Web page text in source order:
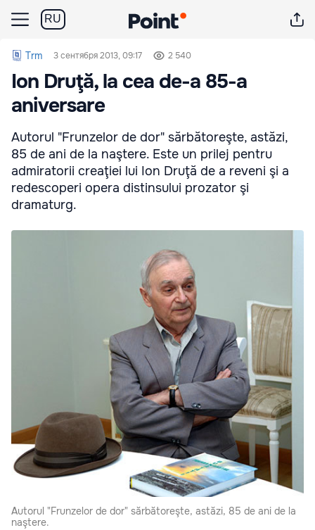
RU
Trm 3 сентября 2013, 09:17 2 540
Ion Druţă, la cea de-a 85-a
aniversare
Autorul "Frunzelor de dor" sărbătoreşte, astăzi,
85 de ani de la naştere. Este un prilej pentru
admiratorii creaţiei lui Ion Druţă de a reveni şi a
redescoperi opera distinsului prozator şi
dramaturg.
Autorul "Frunzelor de dor" sărbătoreşte, astăzi, 85 de ani de la
naştere.